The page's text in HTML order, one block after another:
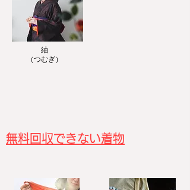
紬
​（つむぎ）
無料回収できない着物